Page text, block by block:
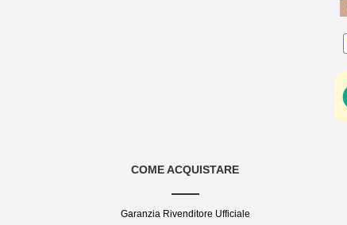
COME ACQUISTARE
Garanzia Rivenditore Ufficiale